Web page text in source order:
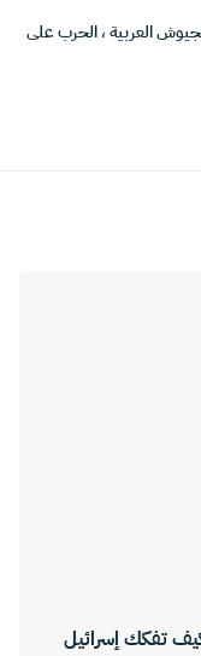
العربية،الحرب على
تفكك إسرائيل